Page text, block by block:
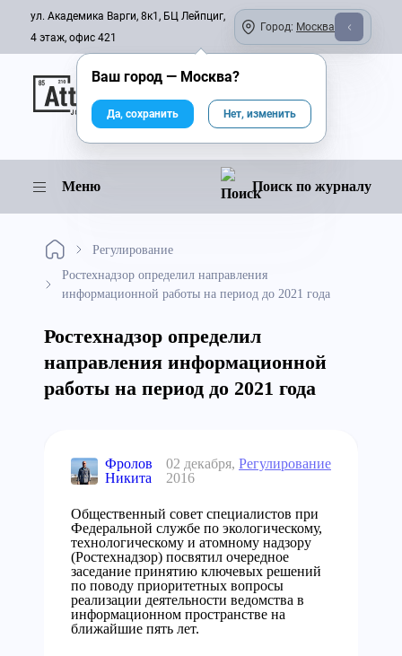
ул. Академика Варги, 8к1, БЦ Лейпциг,
4 этаж, офис 421
Город: Москва
Онлайн-журнал
Меню Поиск по журналу
Регулирование
Ростехнадзор определил направления
информационной работы на период до 2021 года
Ростехнадзор определил
направления информационной
работы на период до 2021 года
Фролов
Никита
02 декабря,
2016
Регулирование
Общественный совет специалистов при
Федеральной службе по экологическому,
технологическому и атомному надзору
(Ростехнадзор) посвятил очередное
заседание принятию ключевых решений
по поводу приоритетных вопросы
реализации деятельности ведомства в
информационном пространстве на
ближайшие пять лет.
Ваш город — Москва?
Да, сохранить Нет, изменить